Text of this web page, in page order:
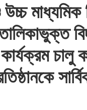
মাধ্যমিক
চালু